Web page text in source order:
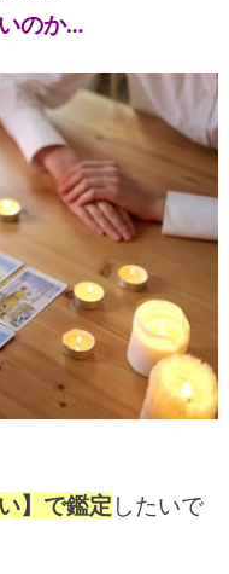
のか…
】で鑑定 したいで